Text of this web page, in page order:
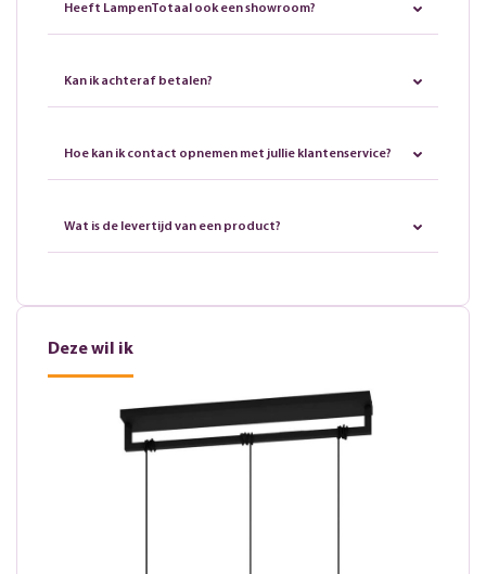
Heeft LampenTotaal ook een showroom?
Kan ik achteraf betalen?
Hoe kan ik contact opnemen met jullie klantenservice?
Wat is de levertijd van een product?
Deze wil ik